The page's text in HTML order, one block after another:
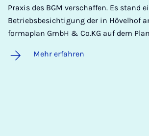
Praxis des BGM verschaffen. Es stand
Betriebsbesichtigung der in Hövelhof
formaplan GmbH & Co.KG auf dem
Mehr erfahren